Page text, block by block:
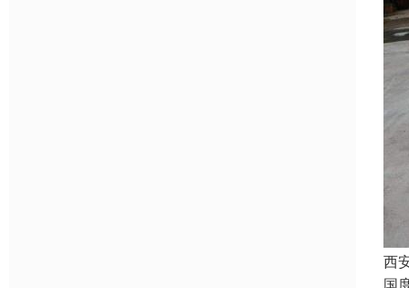
西